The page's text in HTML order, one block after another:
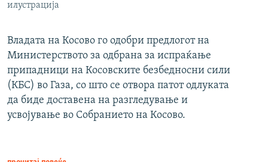
илустрација
Владата на Косово го одобри предлогот на
Министерството за одбрана за испраќање
припадници на Косовските безбедносни сили
(КБС) во Газа, со што се отвора патот одлуката
да биде доставена на разгледување и
усвојување во Собранието на Косово.